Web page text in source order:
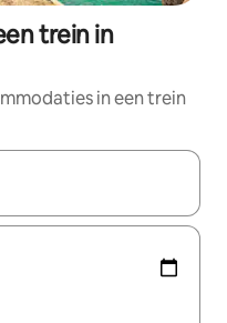
trein in
in een trein
zijn, maak je een keuze